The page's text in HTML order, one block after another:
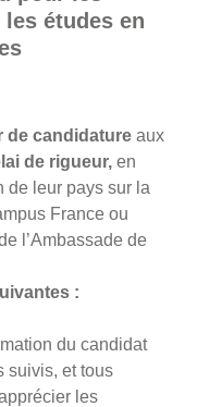
études en
de candidature aux
de rigueur, en
de leur pays sur la
France ou
l’Ambassade de
:
du candidat
suivis, et tous
les